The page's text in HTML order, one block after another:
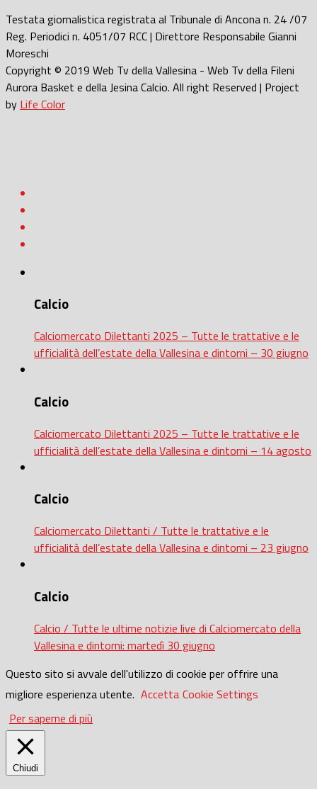
Testata giornalistica registrata al Tribunale di Ancona n. 24 /07
Reg. Periodici n. 4051/07 RCC | Direttore Responsabile Gianni
Moreschi
Copyright © 2019 Web Tv della Vallesina - Web Tv della Fileni
Aurora Basket e della Jesina Calcio. All right Reserved | Project
by Life Color
Calcio
Calciomercato Dilettanti 2025 – Tutte le trattative e le
ufficialità dell’estate della Vallesina e dintorni – 30 giugno
Calcio
Calciomercato Dilettanti 2025 – Tutte le trattative e le
ufficialità dell’estate della Vallesina e dintorni – 14 agosto
Calcio
Calciomercato Dilettanti / Tutte le trattative e le
ufficialità dell’estate della Vallesina e dintorni – 23 giugno
Calcio
Calcio / Tutte le ultime notizie live di Calciomercato della
Vallesina e dintorni: martedì 30 giugno
Questo sito si avvale dell'utilizzo di cookie per offrire una
migliore esperienza utente. Accetta Cookie Settings
Per saperne di più
Chiudi